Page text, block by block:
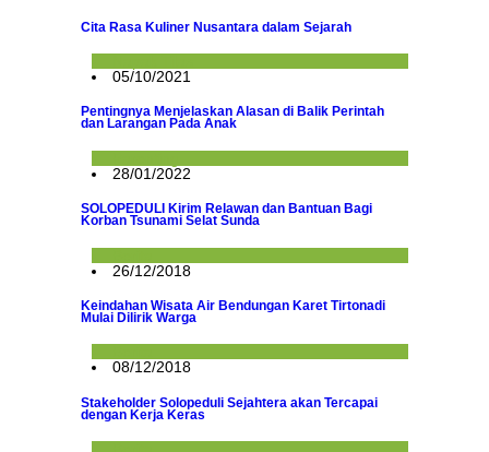
Cita Rasa Kuliner Nusantara dalam Sejarah
05/10/2021
Pentingnya Menjelaskan Alasan di Balik Perintah
dan Larangan Pada Anak
28/01/2022
SOLOPEDULI Kirim Relawan dan Bantuan Bagi
Korban Tsunami Selat Sunda
26/12/2018
Keindahan Wisata Air Bendungan Karet Tirtonadi
Mulai Dilirik Warga
08/12/2018
Stakeholder Solopeduli Sejahtera akan Tercapai
dengan Kerja Keras